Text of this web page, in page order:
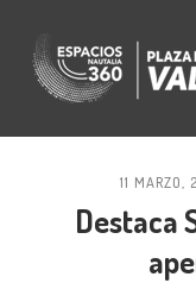
11 MARZO,
Destaca